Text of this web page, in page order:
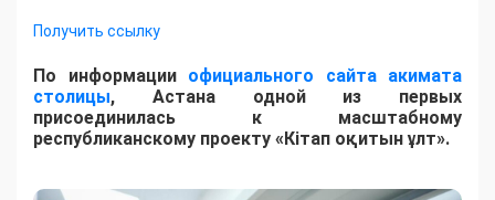
Получить ссылку
По информации официального сайта акимата
столицы, Астана одной из первых
присоединилась к масштабному
республиканскому проекту «Кітап оқитын ұлт».